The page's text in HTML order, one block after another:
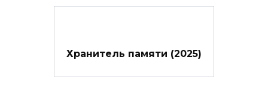
Хранитель памяти (2025)